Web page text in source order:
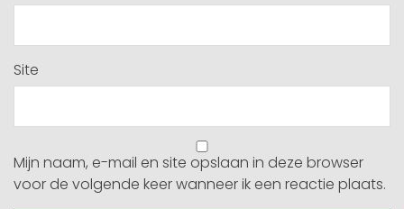
Site
Mijn naam, e-mail en site opslaan in deze browser
voor de volgende keer wanneer ik een reactie plaats.